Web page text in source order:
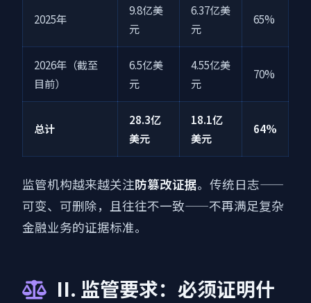
2025年
9.8亿美
元
6.37亿美
元
65%
2026年（截至
目前）
6.5亿美
元
4.55亿美
元
70%
总计
28.3亿
美元
18.1亿
美元
64%
监管机构越来越关注防篡改证据。传统日志——
可变、可删除，且往往不一致——不再满足复杂
金融业务的证据标准。
II. 监管要求：必须证明什